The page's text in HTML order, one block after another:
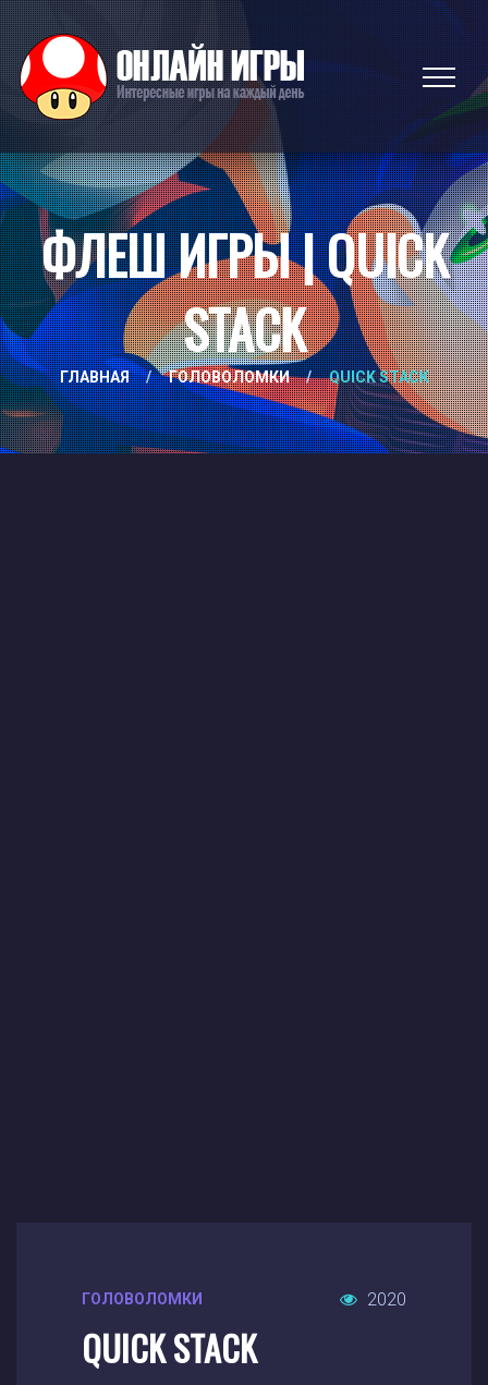
ФЛЕШ ИГРЫ | QUICK
STACK
ГЛАВНАЯ / ГОЛОВОЛОМКИ / QUICK STACK
ГОЛОВОЛОМКИ 2020
QUICK STACK